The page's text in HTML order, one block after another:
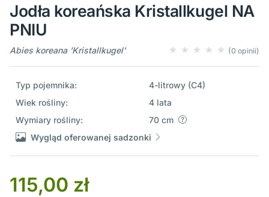
Jodła koreańska Kristallkugel NA
PNIU
Abies koreana 'Kristallkugel' (0 opinii)
Typ pojemnika:
4-litrowy (C4)
Wiek rośliny:
4 lata
Wymiary rośliny:
70 cm
Wygląd oferowanej sadzonki
115,00 zł